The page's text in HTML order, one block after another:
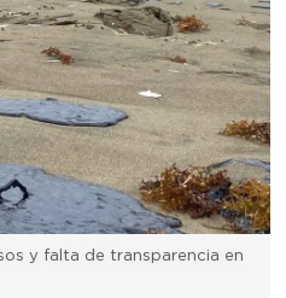
y falta de transparencia en